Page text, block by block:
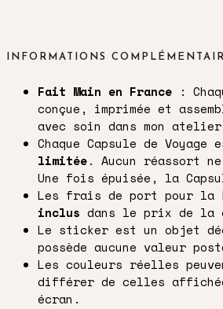
INFORMATIONS
Fait Main en France :
conçue, imprimée et
avec soin dans mon
Chaque Capsule de Voyage
limitée. Aucun réassort
Une fois épuisée, la
Les frais de port pour la
inclus dans le prix de la
Le sticker est un objet
possède aucune valeur
Les couleurs réelles
différer de celles
écran.